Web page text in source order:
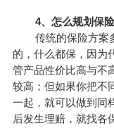
4、怎么规划保
传统的保险方案多
的，什么都保，因为
管产品性价比高与不
较高；但如果你把不
一起，就可以做到同
后发生理赔，就找各